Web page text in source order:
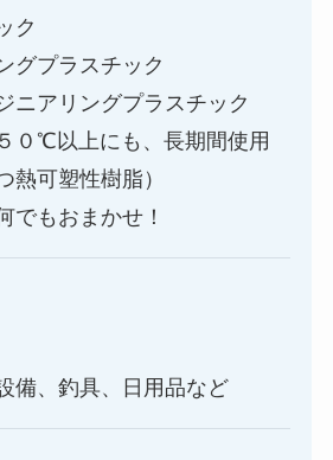
ク
グプラスチック
ニアリングプラスチック
０℃以上にも、長期間使用
熱可塑性樹脂）
でもおまかせ！
備、釣具、日用品など